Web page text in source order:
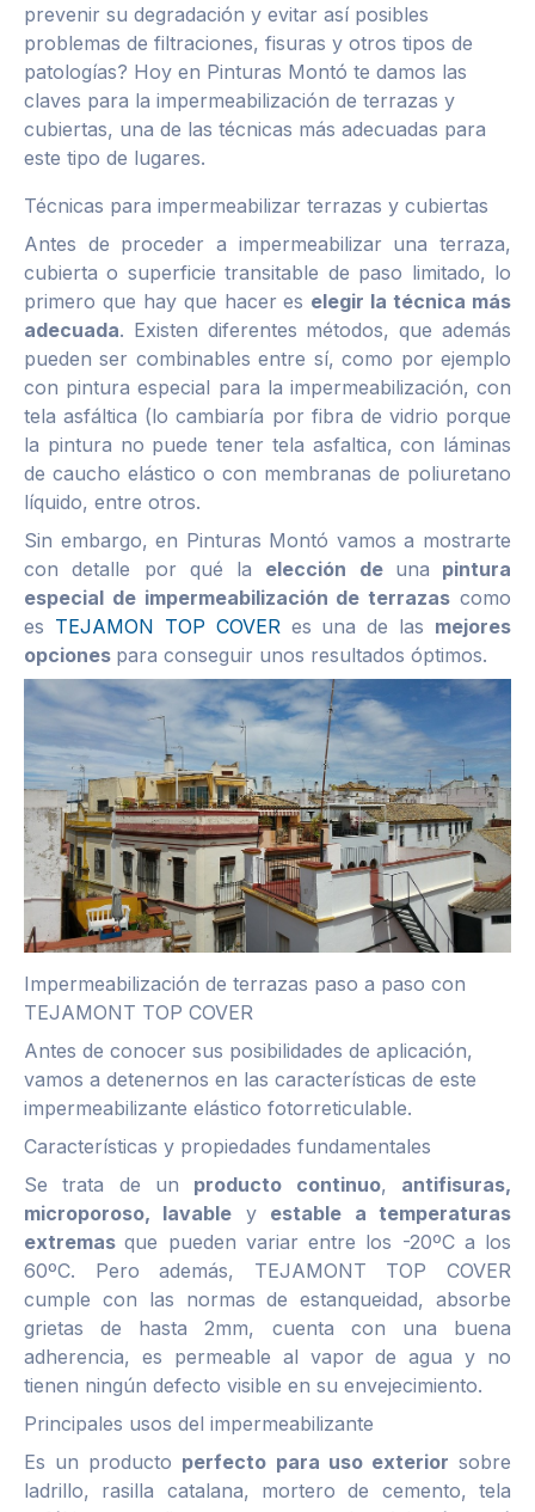
prevenir su degradación y evitar así posibles
problemas de filtraciones, fisuras y otros tipos de
patologías? Hoy en Pinturas Montó te damos las
claves para la impermeabilización de terrazas y
cubiertas, una de las técnicas más adecuadas para
este tipo de lugares.
Técnicas para impermeabilizar terrazas y cubiertas
Antes de proceder a impermeabilizar una terraza,
cubierta o superficie transitable de paso limitado, lo
primero que hay que hacer es elegir la técnica más
adecuada. Existen diferentes métodos, que además
pueden ser combinables entre sí, como por ejemplo
con pintura especial para la impermeabilización, con
tela asfáltica (lo cambiaría por fibra de vidrio porque
la pintura no puede tener tela asfaltica, con láminas
de caucho elástico o con membranas de poliuretano
líquido, entre otros.
Sin embargo, en Pinturas Montó vamos a mostrarte
con detalle por qué la elección de una pintura
especial de impermeabilización de terrazas como
es TEJAMON TOP COVER es una de las mejores
opciones para conseguir unos resultados óptimos.
Impermeabilización de terrazas paso a paso con
TEJAMONT TOP COVER
Antes de conocer sus posibilidades de aplicación,
vamos a detenernos en las características de este
impermeabilizante elástico fotorreticulable.
Características y propiedades fundamentales
Se trata de un producto continuo, antifisuras,
microporoso, lavable y estable a temperaturas
extremasque pueden variar entre los -20ºC a los
60ºC. Pero además, TEJAMONT TOP COVER
cumple con las normas de estanqueidad, absorbe
grietas de hasta 2mm, cuenta con una buena
adherencia, es permeable al vapor de agua y no
tienen ningún defecto visible en su envejecimiento.
Principales usos del impermeabilizante
Es un producto perfecto para uso exterior sobre
ladrillo, rasilla catalana, mortero de cemento, tela